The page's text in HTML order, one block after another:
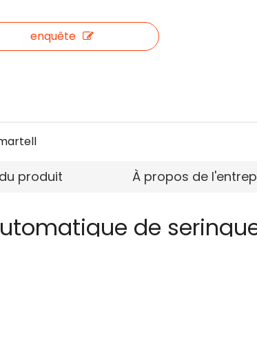
enquête
produit À propos de
de